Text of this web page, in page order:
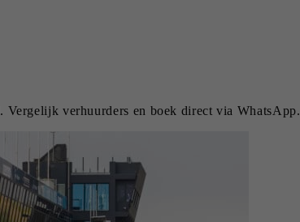
. Vergelijk verhuurders en boek direct via WhatsApp.